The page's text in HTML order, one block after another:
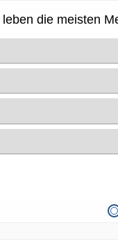
die meisten